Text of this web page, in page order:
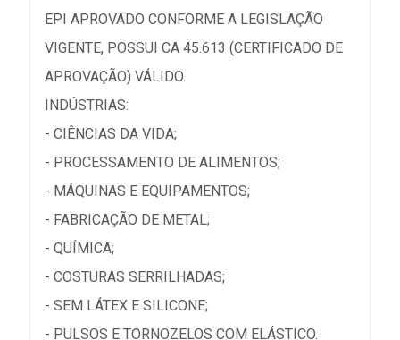
EPI APROVADO CONFORME A LEGISLAÇÃO
VIGENTE, POSSUI CA 45.613 (CERTIFICADO DE
APROVAÇÃO) VÁLIDO.
INDÚSTRIAS:
- CIÊNCIAS DA VIDA;
- PROCESSAMENTO DE ALIMENTOS;
- MÁQUINAS E EQUIPAMENTOS;
- FABRICAÇÃO DE METAL;
- QUÍMICA;
- COSTURAS SERRILHADAS;
- SEM LÁTEX E SILICONE;
- PULSOS E TORNOZELOS COM ELÁSTICO.